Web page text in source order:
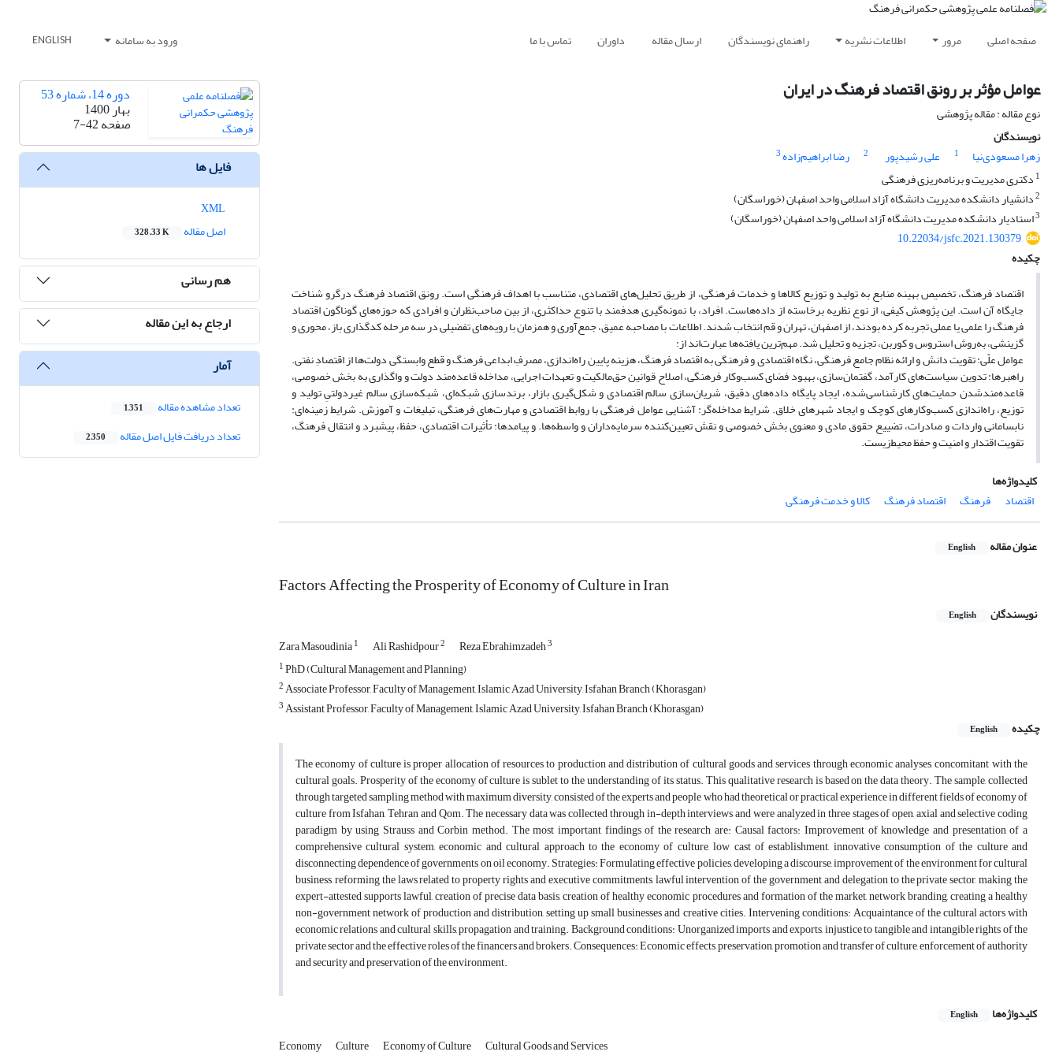
صفحه اصلی مرور اطلاعات نشریه راهنمای نویسندگان ارسال مقاله داوران تماس با ما ورود به سامانه ENGLISH
عوامل مؤثر بر رونق اقتصاد فرهنگ در ایران
نوع مقاله : مقاله پژوهشی
نویسندگان
زهرا مسعودی‌نیا
1 علی رشیدپور 2 رضا ابراهیم‌زاده3
1 دکتری مدیریت و برنامه‌ریزی فرهنگی
2دانشیار دانشکده مدیریت دانشگاه آزاد اسلامی واحد اصفهان (خوراسگان)
3استادیار دانشکده مدیریت دانشگاه آزاد اسلامی واحد اصفهان (خوراسگان)
10.22034/jsfc.2021.130379
چکیده
اقتصاد فرهنگ، تخصیص بهینه منابع به تولید و توزیع کالا‌ها و خدمات فرهنگی، از طریق تحلیل‌های اقتصادی، متناسب با اهداف فرهنگی است. رونق اقتصاد فرهنگ درگرو شناخت
جایگاه آن است. این پژوهش کیفی، از نوع نظریه برخاسته از داده‌هاست. افراد، با نمونه‌گیری هدفمند با تنوع حداکثری، از بین صاحب‌نظران و افرادی که حوزه‌های گوناگون اقتصاد
فرهنگ را علمی یا عملی تجربه کرده بودند، از اصفهان، تهران و قم انتخاب شدند. اطلاعات با مصاحبه عمیق، جمع‌آوری و همزمان با رویه‌های تفضیلی در سه مرحله کدگذاری باز، محوری و
گزینشی، به‌روش استروس و کوربن، تجزیه و تحلیل شد. مهم‌ترین یافته‌ها عبارت‌اند از:
عوامل علّی: تقویت دانش و ارائه نظام جامع فرهنگی، نگاه اقتصادی و فرهنگی به اقتصاد فرهنگ، هزینه پایین راه‌اندازی، مصرفِ ابداعی فرهنگ و قطع وابستگی دولت‌ها از اقتصادِ نفتی.
راهبرها: تدوین سیاست‌های کارآمد، گفتمان‌سازی، بهبود فضای کسب‌وکار فرهنگی، اصلاح قوانین حق‌مالکیت و تعهدات اجرایی، مداخله قاعده‌مند دولت و واگذاری به بخش خصوصی،
قاعده‌مندشدن حمایت‌های کارشناسی‌شده، ایجاد پایگاه داده‌های دقیق، شریان‌سازی سالم اقتصادی و شکل‌گیری بازار، برندسازی شبکه‌ای، شبکه‌سازی سالم غیردولتیِ تولید و
توزیع، راه‌اندازی کسب‌وکار‌های کوچک و ایجاد شهر‌های خلاق. شرایط مداخله‌گر: آشنایی عوامل فرهنگی با روابط اقتصادی و مهارت‌های فرهنگی، تبلیغات و آموزش. شرایط زمینه‌ای:
نابسامانی واردات و صادرات، تضییع حقوق مادی و معنوی بخش خصوصی و نقش تعیین‌کننده سرمایه‌داران و واسطه‌ها. و پیامدها: تأثیرات اقتصادی، حفظ، پیشبرد و انتقال فرهنگ،
تقویت اقتدار و امنیت و حفظ محیط‌زیست.
کلیدواژه‌ها
اقتصاد
فرهنگ اقتصاد فرهنگ کالا و خدمت فرهنگی
عنوان مقاله English
Factors Affecting the Prosperity of Economy of Culture in Iran
نویسندگان English
Zara Masoudinia1 Ali Rashidpour2 Reza Ebrahimzadeh3
1PhD (Cultural Management and Planning)
2Associate Professor, Faculty of Management, Islamic Azad University, Isfahan Branch (Khorasgan)
3Assistant Professor, Faculty of Management, Islamic Azad University, Isfahan Branch (Khorasgan)
چکیده
English
The economy of culture is proper allocation of resources to production and distribution of cultural goods and services through economic analyses, concomitant with the
cultural goals. Prosperity of the economy of culture is sublet to the understanding of its status. This qualitative research is based on the data theory. The sample, collected
through targeted sampling method with maximum diversity, consisted of the experts and people who had theoretical or practical experience in different fields of economy of
culture from Isfahan, Tehran and Qom. The necessary data was collected through in-depth interviews and were analyzed in three stages of open, axial and selective coding
paradigm by using Strauss and Corbin method. The most important findings of the research are: Causal factors: Improvement of knowledge and presentation of a
comprehensive cultural system, economic and cultural approach to the economy of culture, low cast of establishment, innovative consumption of the culture and
disconnecting dependence of governments on oil economy. Strategies: Formulating effective policies, developing a discourse, improvement of the environment for cultural
business, reforming the laws related to property rights and executive commitments, lawful intervention of the government and delegation to the private sector, making the
expert-attested supports lawful, creation of precise data basis, creation of healthy economic procedures and formation of the market, network branding, creating a healthy
non-government network of production and distribution, setting up small businesses and creative cities. Intervening conditions: Acquaintance of the cultural actors with
economic relations and cultural skills, propagation and training. Background conditions: Unorganized imports and exports, injustice to tangible and intangible rights of the
private sector and the effective roles of the financers and brokers. Consequences: Economic effects, preservation, promotion and transfer of culture, enforcement of authority
and security and preservation of the environment.
کلیدواژه‌ها English
Economy Culture Economy of Culture Cultural Goods and Services
دوره 14، شماره 53
بهار 1400
صفحه7-42
فایل ها
اصل مقاله
328.33 K
هم رسانی
ارجاع به این مقاله
آمار
تعداد مشاهده مقاله 1,351
تعداد دریافت فایل اصل مقاله 2,350